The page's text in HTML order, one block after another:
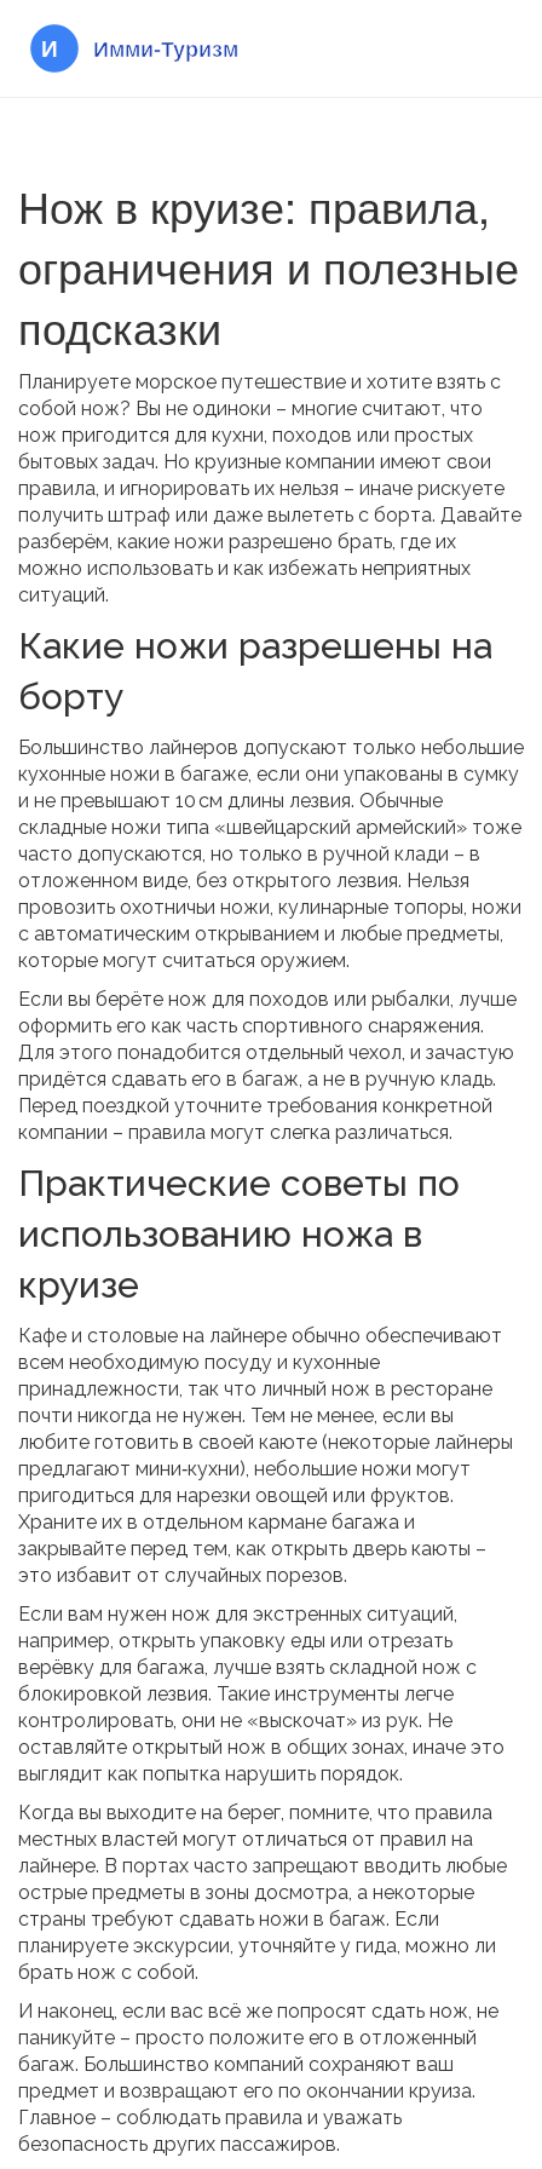
Нож в круизе: правила,
ограничения и полезные
подсказки
Планируете морское путешествие и хотите взять с
собой нож? Вы не одиноки – многие считают, что
нож пригодится для кухни, походов или простых
бытовых задач. Но круизные компании имеют свои
правила, и игнорировать их нельзя – иначе рискуете
получить штраф или даже вылететь с борта. Давайте
разберём, какие ножи разрешено брать, где их
можно использовать и как избежать неприятных
ситуаций.
Какие ножи разрешены на
борту
Большинство лайнеров допускают только небольшие
кухонные ножи в багаже, если они упакованы в сумку
и не превышают 10 см длины лезвия. Обычные
складные ножи типа «швейцарский армейский» тоже
часто допускаются, но только в ручной клади – в
отложенном виде, без открытого лезвия. Нельзя
провозить охотничьи ножи, кулинарные топоры, ножи
с автоматическим открыванием и любые предметы,
которые могут считаться оружием.
Если вы берёте нож для походов или рыбалки, лучше
оформить его как часть спортивного снаряжения.
Для этого понадобится отдельный чехол, и зачастую
придётся сдавать его в багаж, а не в ручную кладь.
Перед поездкой уточните требования конкретной
компании – правила могут слегка различаться.
Практические советы по
использованию ножа в
круизе
Кафе и столовые на лайнере обычно обеспечивают
всем необходимую посуду и кухонные
принадлежности, так что личный нож в ресторане
почти никогда не нужен. Тем не менее, если вы
любите готовить в своей каюте (некоторые лайнеры
предлагают мини‑кухни), небольшие ножи могут
пригодиться для нарезки овощей или фруктов.
Храните их в отдельном кармане багажа и
закрывайте перед тем, как открыть дверь каюты –
это избавит от случайных порезов.
Если вам нужен нож для экстренных ситуаций,
например, открыть упаковку еды или отрезать
верёвку для багажа, лучше взять складной нож с
блокировкой лезвия. Такие инструменты легче
контролировать, они не «выскочат» из рук. Не
оставляйте открытый нож в общих зонах, иначе это
выглядит как попытка нарушить порядок.
Когда вы выходите на берег, помните, что правила
местных властей могут отличаться от правил на
лайнере. В портах часто запрещают вводить любые
острые предметы в зоны досмотра, а некоторые
страны требуют сдавать ножи в багаж. Если
планируете экскурсии, уточняйте у гида, можно ли
брать нож с собой.
И наконец, если вас всё же попросят сдать нож, не
паникуйте – просто положите его в отложенный
багаж. Большинство компаний сохраняют ваш
предмет и возвращают его по окончании круиза.
Главное – соблюдать правила и уважать
безопасность других пассажиров.